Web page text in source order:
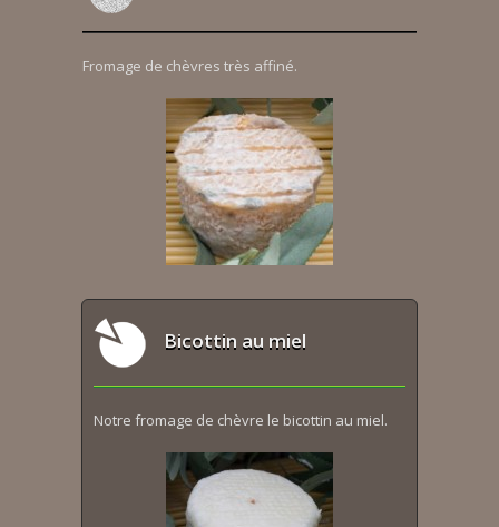
Fromage de chèvres très affiné.
Bicottin au miel
Notre fromage de chèvre le bicottin au miel.